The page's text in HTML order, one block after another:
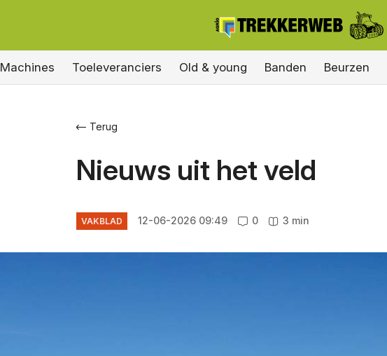
Machines Toeleveranciers Old & young Banden Beurzen
Terug
Nieuws uit het veld
VAKBLAD 12-06-2026 09:49 0 3 min